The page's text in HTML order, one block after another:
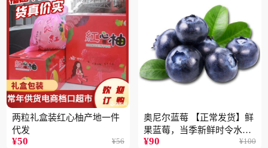
两粒礼盒装红心柚产地一件
代发
¥50 ¥56
奥尼尔蓝莓 【正常发货】鲜
果蓝莓，当季新鲜时令水果
顺丰包邮
¥90 ¥100